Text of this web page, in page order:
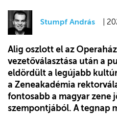
Stumpf András |
Alig oszlott el az
vezetőválasztása után a
eldördült a legújabb
a Zeneakadémia
fontosabb a magyar zene
szempontjából. A tegnap